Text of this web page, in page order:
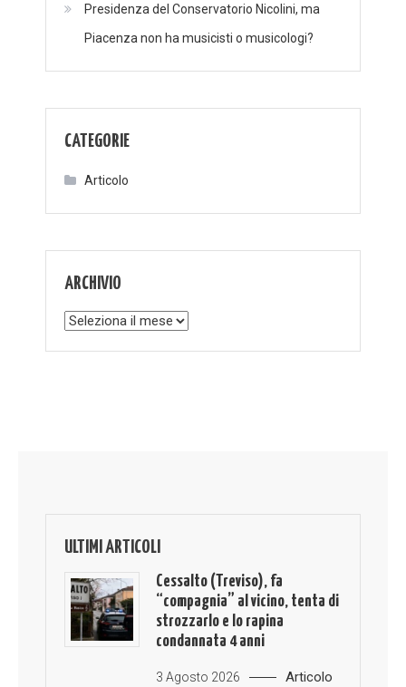
Presidenza del Conservatorio Nicolini, ma
Piacenza non ha musicisti o musicologi?
CATEGORIE
Articolo
ARCHIVIO
Archivio
ULTIMI ARTICOLI
Cessalto (Treviso), fa
“compagnia” al vicino, tenta di
strozzarlo e lo rapina
condannata 4 anni
3 Agosto 2026 Articolo